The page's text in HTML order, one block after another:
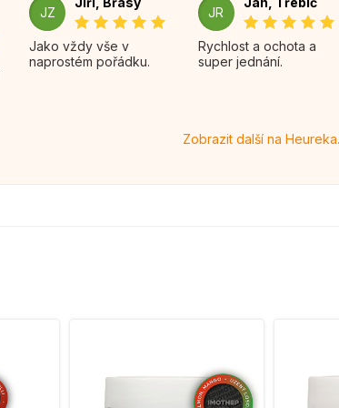
JZ
Jako vždy vše v
naprostém pořádku.
JR
Rychlost a ochota a
super jednání.
Zobrazit další na